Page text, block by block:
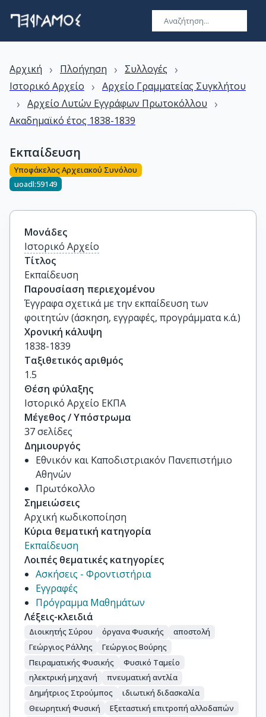
Αρχική › Πλοήγηση › Συλλογές ›
Ιστορικό Αρχείο › Αρχείο Γραμματείας Συγκλήτου
› Αρχείο Λυτών Εγγράφων Πρωτοκόλλου ›
Ακαδημαϊκό έτος 1838-1839
Εκπαίδευση
Υποφάκελος Αρχειακού Συνόλου
uoadl:59149
Μονάδες
Ιστορικό Αρχείο
Τίτλος
Εκπαίδευση
Παρουσίαση περιεχομένου
Έγγραφα σχετικά με την εκπαίδευση των
φοιτητών (άσκηση, εγγραφές, προγράμματα κ.ά.)
Χρονική κάλυψη
1838-1839
Ταξιθετικός αριθμός
1.5
Θέση φύλαξης
Ιστορικό Αρχείο ΕΚΠΑ
Μέγεθος / Υπόστρωμα
37 σελίδες
Δημιουργός
Εθνικόν και Καποδιστριακόν Πανεπιστήμιο
Αθηνών
Πρωτόκολλο
Σημειώσεις
Αρχική κωδικοποίηση
Κύρια θεματική κατηγορία
Εκπαίδευση
Λοιπές θεματικές κατηγορίες
Ασκήσεις - Φροντιστήρια
Εγγραφές
Πρόγραμμα Μαθημάτων
Λέξεις-κλειδιά
Διοικητής Σύρου όργανα Φυσικής
αποστολή
Γεώργιος Ράλλης
Γεώργιος Βούρης
Πειραματικής Φυσικής
Φυσικό Ταμείο
ηλεκτρική μηχανή
πνευματική αντλία
Δημήτριος Στρούμπος
ιδιωτική διδασκαλία
Θεωρητική Φυσική
Εξεταστική επιτροπή αλλοδαπών